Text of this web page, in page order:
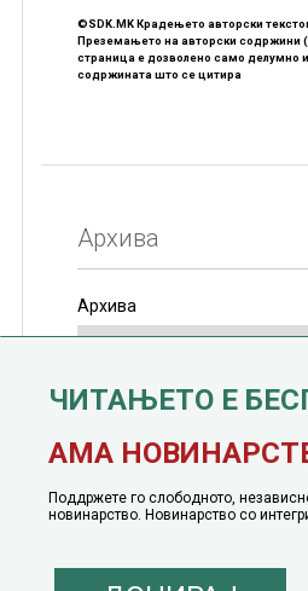
©SDK.MK Крадењето авторски
Преземањето на авторски содржини
страница е дозволено само делумно
содржината што се цитира
Архива
Архива
јануари, 1991 година
ЧИТАЊЕТО Е
АМА
Поддржете го слободното,
новинарство. Новинарство со